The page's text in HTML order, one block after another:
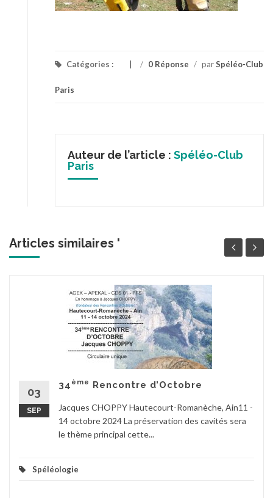
Catégories : / 0 Réponse / parSpéléo-Club
Paris
Auteur de l’article : Spéléo-Club
Paris
Articles similaires '
03
SEP
34 ème Rencontre d’Octobre
Jacques CHOPPY Hautecourt-Romanèche, Ain11 -
14 octobre 2024 La préservation des cavités sera
le thème principal cette...
Spéléologie